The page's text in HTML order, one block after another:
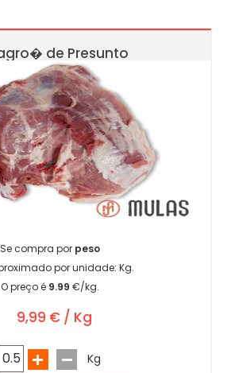
de Presunto
Se compra por peso
por unidade: Kg.
O preço é 9.99 €/kg.
9,99 € / Kg
Kg